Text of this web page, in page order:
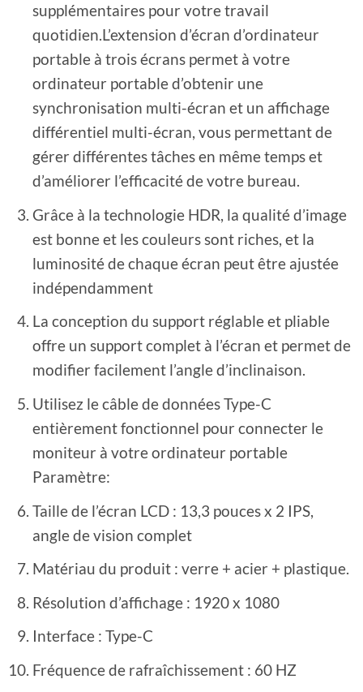
supplémentaires pour votre travail
quotidien.L’extension d’écran d’ordinateur
portable à trois écrans permet à votre
ordinateur portable d’obtenir une
synchronisation multi-écran et un affichage
différentiel multi-écran, vous permettant de
gérer différentes tâches en même temps et
d’améliorer l’efficacité de votre bureau.
Grâce à la technologie HDR, la qualité d’image
est bonne et les couleurs sont riches, et la
luminosité de chaque écran peut être ajustée
indépendamment
La conception du support réglable et pliable
offre un support complet à l’écran et permet de
modifier facilement l’angle d’inclinaison.
Utilisez le câble de données Type-C
entièrement fonctionnel pour connecter le
moniteur à votre ordinateur portable
Paramètre:
Taille de l’écran LCD : 13,3 pouces x 2 IPS,
angle de vision complet
Matériau du produit : verre + acier + plastique.
Résolution d’affichage : 1920 x 1080
Interface : Type-C
Fréquence de rafraîchissement : 60 HZ